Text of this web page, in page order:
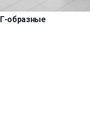
Г-образные